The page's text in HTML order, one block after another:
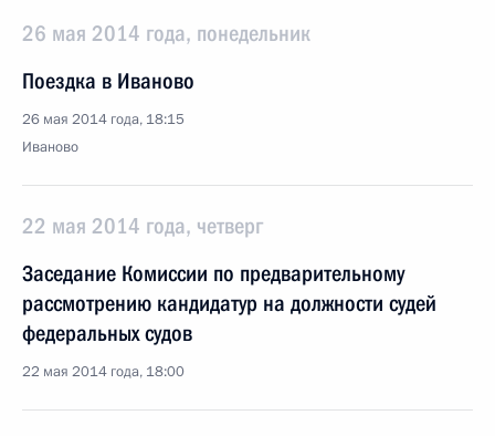
26 мая 2014 года, понедельник
Поездка в Иваново
26 мая 2014 года, 18:15
Иваново
22 мая 2014 года, четверг
Заседание Комиссии по предварительному
рассмотрению кандидатур на должности судей
федеральных судов
22 мая 2014 года, 18:00